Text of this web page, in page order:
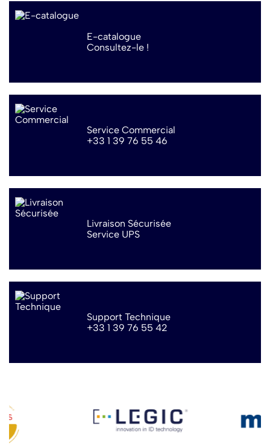
E-catalogue
Consultez-le !
Service Commercial
+33 1 39 76 55 46
Livraison Sécurisée
Service UPS
Support Technique
+33 1 39 76 55 42